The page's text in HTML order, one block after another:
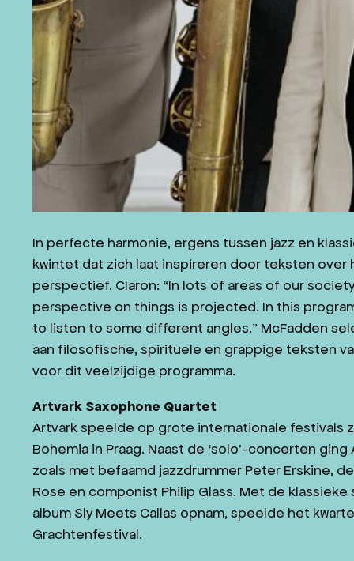
In perfecte harmonie, ergens tussen jazz en
kwintet dat zich laat inspireren door teksten
perspectief. Claron: “In lots of areas of our
perspective on things is projected. In this
to listen to some different angles.” McFadden
aan filosofische, spirituele en grappige teksten
voor dit veelzijdige programma.
Artvark Saxophone Quartet
Artvark speelde op grote internationale festivals
Bohemia in Praag. Naast de ‘solo’-concerten
zoals met befaamd jazzdrummer Peter Erskine,
Rose en componist Philip Glass. Met de
album Sly Meets Callas opnam, speelde het
Grachtenfestival.